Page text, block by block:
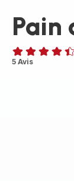
Pain
ratings.4.4
5 Avis